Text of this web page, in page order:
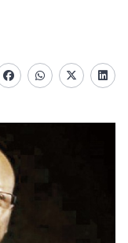
FacebookwhatsappTwitter